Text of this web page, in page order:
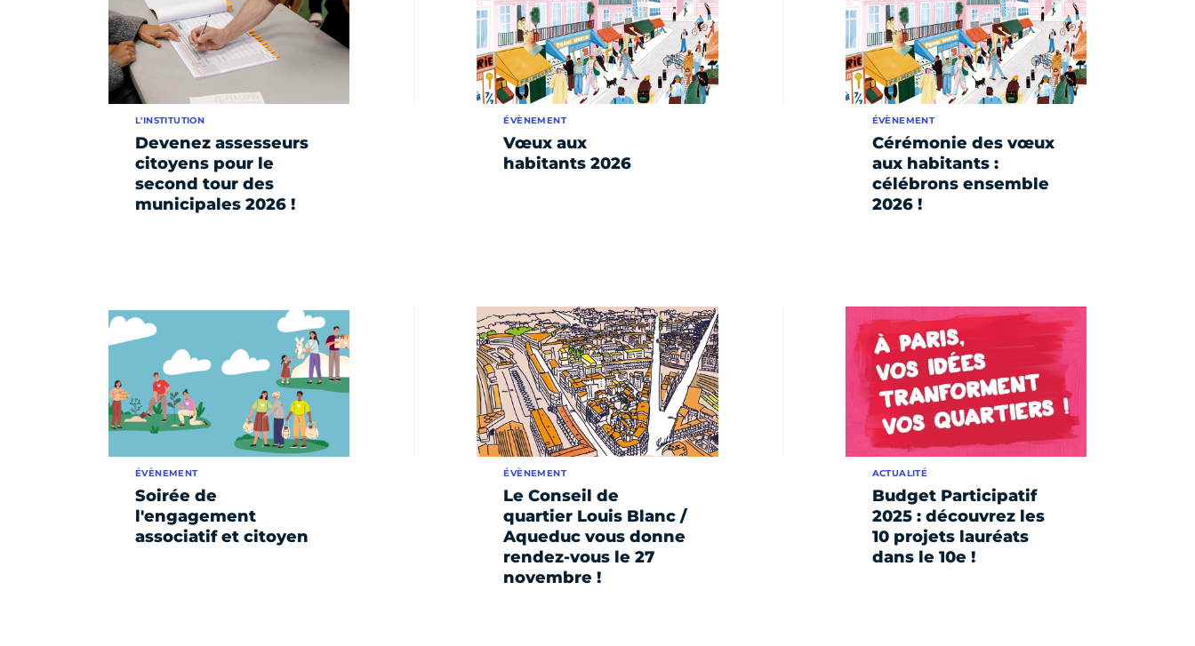
Devenez assesseurs
citoyens pour le
second tour des
municipales 2026 !
L'INSTITUTION
Vœux aux
habitants 2026
ÉVÈNEMENT
Cérémonie des vœux
aux habitants :
célébrons ensemble
2026 !
ÉVÈNEMENT
Soirée de
l'engagement
associatif et citoyen
ÉVÈNEMENT
Le Conseil de
quartier Louis Blanc /
Aqueduc vous donne
rendez-vous le 27
novembre !
ÉVÈNEMENT
Budget Participatif
2025 : découvrez les
10 projets lauréats
dans le 10e !
ACTUALITÉ